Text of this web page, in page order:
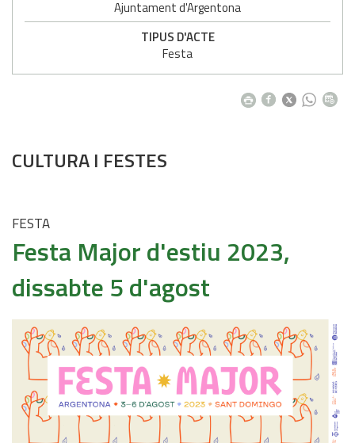
CULTURA I FESTES
FESTA
Festa Major d'estiu 2023,
dissabte 5 d'agost
Ajuntament d'Argentona
TIPUS D'ACTE
Festa